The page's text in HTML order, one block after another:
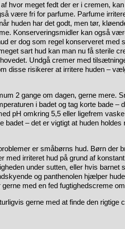
hvor meget fedt der er i cremen,
være fri for parfume. Parfume
huden har det godt, men tør,
Konserveringsmidler kan også
er dog som regel konserveret med
sart hud kan man nu få sterile
Undgå cremer med
disse risikerer at irritere huden –
2 gange om dagen, gerne mere.
i badet og tag korte bade –
pH omkring 5,5 eller ligefrem
badet – det er vigtigt at huden holdes
er småbørns hud. Børn der
med irriteret hud på grund af
under sutten, eller hvis barnet
og panthenolen hjælper
med en fed fugtighedscreme
gerne med at finde den rigtige